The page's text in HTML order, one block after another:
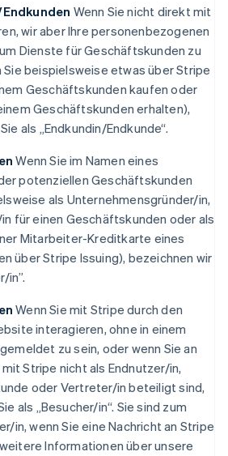
Wenn Sie nicht direkt mit
wir aber Ihre personenbezogenen
Dienste für Geschäftskunden zu
Sie beispielsweise etwas über Stripe
Geschäftskunden kaufen oder
Geschäftskunden erhalten),
als „Endkundin/Endkunde“.
Wenn Sie im Namen eines
potenziellen Geschäftskunden
als Unternehmensgründer/in,
für einen Geschäftskunden oder als
Mitarbeiter-Kreditkarte eines
über Stripe Issuing), bezeichnen wir
in”.
Wenn Sie mit Stripe durch den
interagieren, ohne in einem
zu sein, oder wenn Sie an
Stripe nicht als Endnutzer/in,
oder Vertreter/in beteiligt sind,
als „Besucher/in“. Sie sind zum
in, wenn Sie eine Nachricht an Stripe
Informationen über unsere